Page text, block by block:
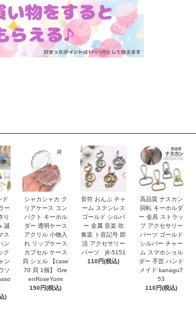
ド
ー
り
誕
ス
ン
ク
ン
ソ
)
シャカシャカ ク
リアケース コン
パクト キーホル
ダー 透明ケース
アクリル 小物入
れ リップケース
カプセル ケース
貝 シェル 【case
70 貝 1個】 Gre
enRoseYumi
150円(税込)
音符 おんぷ チャ
ーム ステンレス
ゴールド シルバ
ー 金属 音楽 吹
奏楽 ト音記号 部
活 アクセサリー
パーツ j6-5151
110円(税込)
高品質 ナスカン
回転 キーホルダ
ー 金具 ストラッ
プ アクセサリー
パーツ ゴールド
シルバー チャー
ム スマホショル
ダー 手芸 ハンド
メイド kanagu7
53
110円(税込)